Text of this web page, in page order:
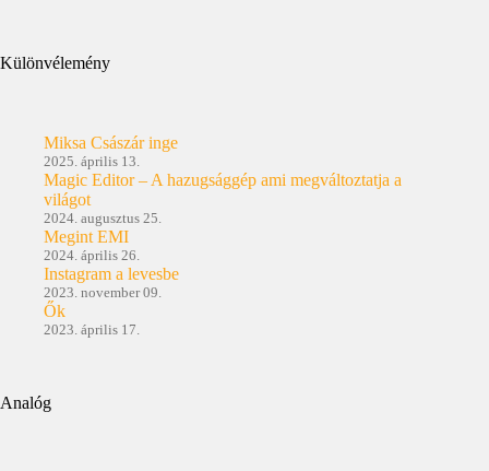
Különvélemény
Miksa Császár inge
2025. április 13.
Magic Editor – A hazugsággép ami megváltoztatja a
világot
2024. augusztus 25.
Megint EMI
2024. április 26.
Instagram a levesbe
2023. november 09.
Ők
2023. április 17.
Analóg